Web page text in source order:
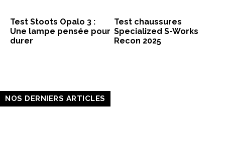
Test Stoots Opalo 3 :
Une lampe pensée pour
durer
Test chaussures
Specialized S-Works
Recon 2025
NOS DERNIERS ARTICLES